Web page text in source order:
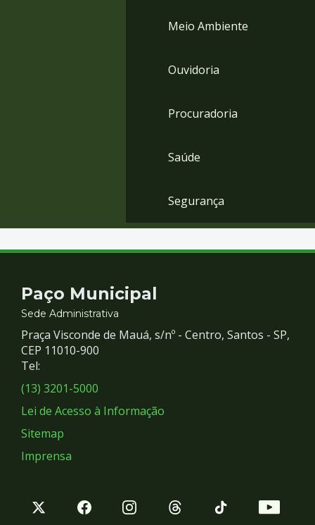
Meio Ambiente
Ouvidoria
Procuradoria
Saúde
Segurança
Contato
e
Redes
Sociais
Paço Municipal
Sede Administrativa
Praça Visconde de Mauá, s/nº - Centro, Santos - SP,
CEP 11010-900
Tel:
(13) 3201-5000
Lei de Acesso à Informação
Sitemap
Imprensa